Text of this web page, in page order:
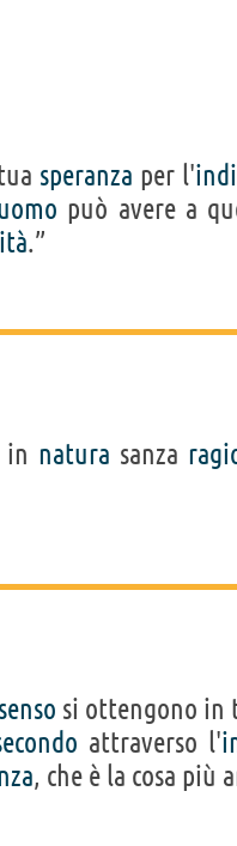
speranza per l'
può avere a
.”
in natura sanza
senso si ottengono in
attraverso l'
, che è la cosa più